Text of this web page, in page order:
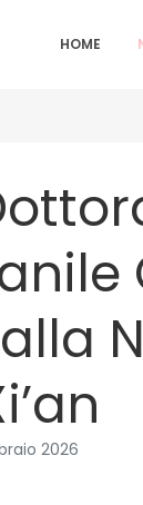
HOME
2026